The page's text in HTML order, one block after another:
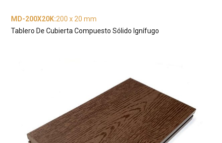
MD-200X20K:200 x 20 mm
Tablero De Cubierta Compuesto Sólido Ignífugo